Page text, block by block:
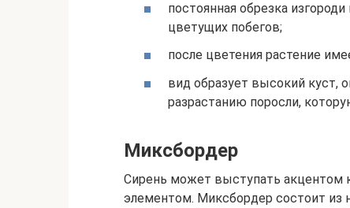
постоянная обрезка
цветущих побегов;
после цветения растение
вид образует высокий куст,
разрастанию поросли,
Миксбордер
Сирень может выступать акцентом
элементом. Миксбордер состоит из